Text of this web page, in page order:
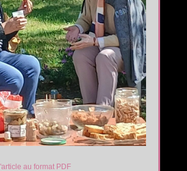
au format PDF